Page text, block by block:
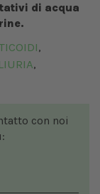
di acqua
,
,
con noi